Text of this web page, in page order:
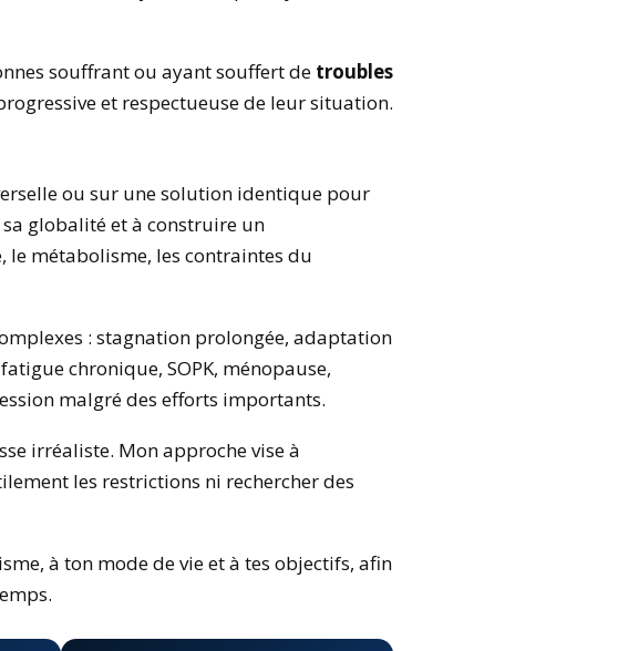
souffrant ou ayant souffert de troubles
et respectueuse de leur situation.
ou sur une solution identique pour
globalité et à construire un
le métabolisme, les contraintes du
: stagnation prolongée, adaptation
chronique, SOPK, ménopause,
malgré des efforts importants.
irréaliste. Mon approche vise à
les restrictions ni rechercher des
à ton mode de vie et à tes objectifs, afin